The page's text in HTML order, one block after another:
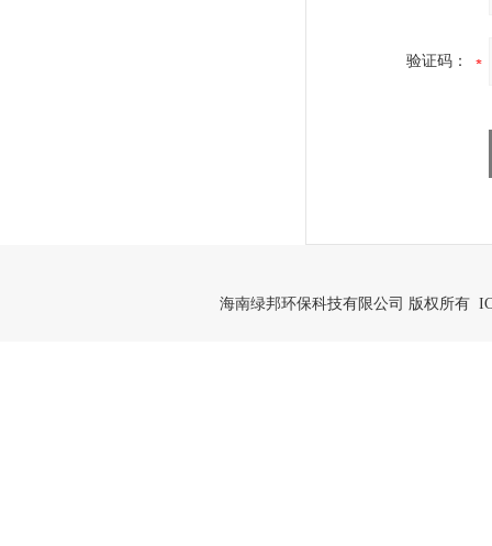
验证码：
海南绿邦环保科技有限公司 版权所有